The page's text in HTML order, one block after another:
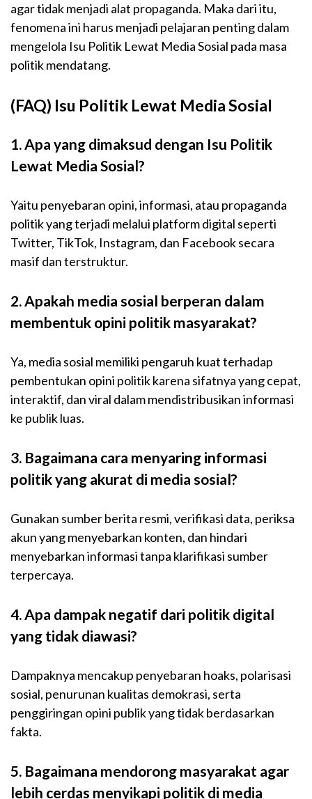
agar tidak menjadi alat propaganda. Maka dari itu,
fenomena ini harus menjadi pelajaran penting dalam
mengelola Isu Politik Lewat Media Sosial pada masa
politik mendatang.
(FAQ) Isu Politik Lewat Media Sosial
1. Apa yang dimaksud dengan Isu Politik
Lewat Media Sosial?
Yaitu penyebaran opini, informasi, atau propaganda
politik yang terjadi melalui platform digital seperti
Twitter, TikTok, Instagram, dan Facebook secara
masif dan terstruktur.
2. Apakah media sosial berperan dalam
membentuk opini politik masyarakat?
Ya, media sosial memiliki pengaruh kuat terhadap
pembentukan opini politik karena sifatnya yang cepat,
interaktif, dan viral dalam mendistribusikan informasi
ke publik luas.
3. Bagaimana cara menyaring informasi
politik yang akurat di media sosial?
Gunakan sumber berita resmi, verifikasi data, periksa
akun yang menyebarkan konten, dan hindari
menyebarkan informasi tanpa klarifikasi sumber
terpercaya.
4. Apa dampak negatif dari politik digital
yang tidak diawasi?
Dampaknya mencakup penyebaran hoaks, polarisasi
sosial, penurunan kualitas demokrasi, serta
penggiringan opini publik yang tidak berdasarkan
fakta.
5. Bagaimana mendorong masyarakat agar
lebih cerdas menyikapi politik di media